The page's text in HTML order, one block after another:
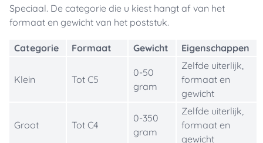
Speciaal. De categorie die u kiest hangt af van het
formaat en gewicht van het poststuk.
Categorie Formaat Gewicht Eigenschappen
Klein Tot C5
0-50
gram
Zelfde uiterlijk,
formaat en
gewicht
Groot Tot C4
0-350
gram
Zelfde uiterlijk,
formaat en
gewicht